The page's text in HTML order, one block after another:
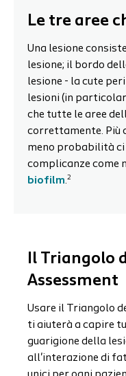
Le tre aree
Una lesione
lesione; il bordo
lesione - la cute
lesioni (in
che tutte le aree
correttamente. Più
meno probabilità ci
complicanze come
biofilm.2
Il Triangolo
Assessment
Usare il Triangolo
ti aiuterà a capire
guarigione della
all'interazione di